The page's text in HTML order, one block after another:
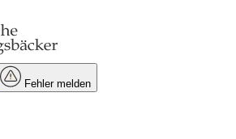
Fehler melden